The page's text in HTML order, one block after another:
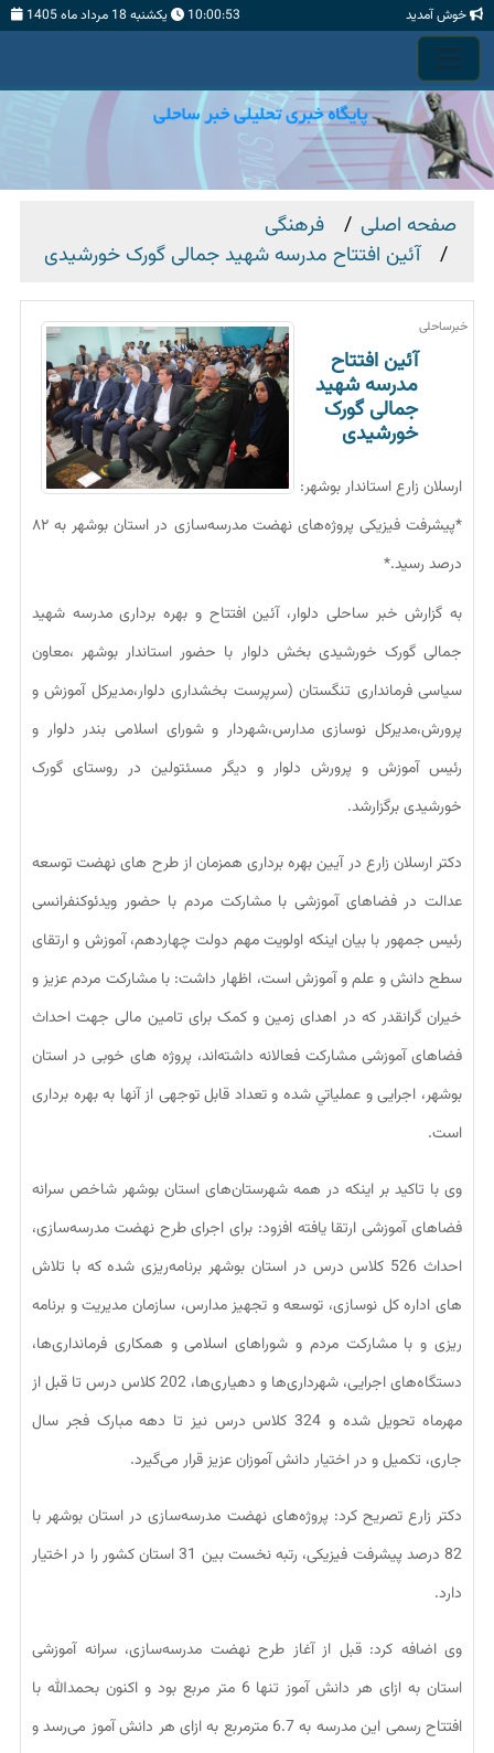
خوش آمدید 10:00:55 يكشنبه 18 مرداد ماه 1405
صفحه اصلی
فرهنگی
آئین افتتاح مدرسه شهید جمالی گورک خورشیدی
خبرساحلی
آئین افتتاح
مدرسه شهید
جمالی گورک
خورشیدی
ارسلان زارع استاندار بوشهر:
*پیشرفت فیزیکی پروژه‌های نهضت مدرسه‌سازی در استان بوشهر به ۸۲
درصد رسید.*
به گزارش خبر ساحلی دلوار، آئین افتتاح و بهره برداری مدرسه شهید
جمالی گورک خورشیدی بخش دلوار با حضور استاندار بوشهر ،معاون
سیاسی فرمانداری تنگستان (سرپرست بخشداری دلوار،مدیرکل آموزش و
پرورش،مدیرکل نوسازی مدارس،شهردار و شورای اسلامی بندر دلوار و
رئیس آموزش و پرورش دلوار و دیگر مسئتولین در روستای گورک
خورشیدی برگزارشد.
دکتر ارسلان زارع در آیین بهره برداری همزمان از طرح های نهضت توسعه
عدالت در فضاهای آموزشی با مشارکت مردم با حضور ویدئوکنفرانسی
رئیس جمهور با بیان اینکه اولویت مهم دولت چهاردهم، آموزش و ارتقای
سطح دانش و علم و آموزش است، اظهار داشت: با مشارکت مردم عزیز و
خیران گرانقدر که در اهدای زمین و کمک برای تامین مالی جهت احداث
فضاهای آموزشی مشارکت فعالانه داشته‌اند، پروژه های خوبی در استان
بوشهر، اجرایی و عملياتي شده و تعداد قابل توجهی از آنها به بهره برداری
است.
وی با تاکید بر اینکه در همه شهرستان‌های استان بوشهر شاخص سرانه
فضاهای آموزشی ارتقا یافته افزود: برای اجرای طرح نهضت مدرسه‌سازی،
احداث 526 کلاس درس در استان بوشهر برنامه‌ریزی شده که با تلاش
های اداره کل نوسازی، توسعه و تجهیز مدارس، سازمان مدیریت و برنامه
ریزی و با مشارکت مردم و شوراهای اسلامی و همکاری فرمانداری‌ها،
دستگاه‌های اجرایی، شهرداری‌ها و دهیاری‌ها، 202 کلاس درس تا قبل از
مهرماه تحویل شده و 324 کلاس درس نیز تا دهه مبارک فجر سال
جاری، تکمیل و در اختیار دانش آموزان عزیز قرار می‌گیرد.
دکتر زارع تصریح کرد: پروژه‌های نهضت مدرسه‌سازی در استان بوشهر با
82 درصد پیشرفت فیزیکی، رتبه نخست بین 31 استان کشور را در اختيار
دارد.
وی اضافه کرد: قبل از آغاز طرح نهضت مدرسه‌سازی، سرانه آموزشی
استان به ازای هر دانش آموز تنها 6 متر مربع بود و اکنون بحمدالله با
افتتاح رسمی این مدرسه به 6.7 مترمربع به ازای هر دانش آموز می‌رسد و